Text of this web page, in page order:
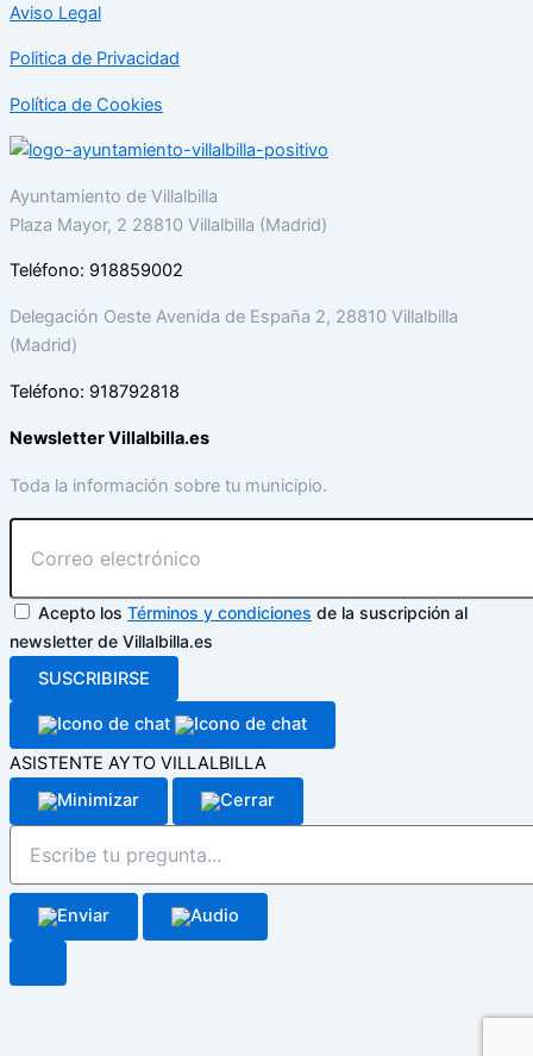
Aviso Legal
Politica de Privacidad
Política de Cookies
Ayuntamiento de Villalbilla
Plaza Mayor, 2 28810 Villalbilla (Madrid)
Teléfono: 918859002
Delegación Oeste Avenida de España 2, 28810 Villalbilla
(Madrid)
Teléfono: 918792818
Newsletter Villalbilla.es
Toda la información sobre tu municipio.
Acepto los Términos y condiciones de la suscripción al
newsletter de Villalbilla.es
SUSCRIBIRSE
ASISTENTE AYTO VILLALBILLA